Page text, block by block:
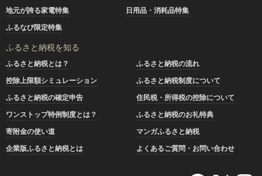
地元が誇る家電特集
日用品・消耗品特集
ふるなび限定特集
ふるさと納税を知る
ふるさと納税とは？
ふるさと納税の流れ
控除上限額シミュレーション
ふるさと納税制度について
ふるさと納税の確定申告
住民税・所得税の控除について
ワンストップ特例制度とは？
ふるさと納税のお礼特典
寄附金の使い道
マンガふるさと納税
企業版ふるさと納税とは
よくあるご質問・お問い合わせ